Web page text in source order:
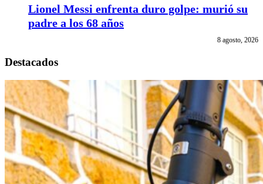
Lionel Messi enfrenta duro golpe: murió su
padre a los 68 años
8 agosto, 2026
Destacados